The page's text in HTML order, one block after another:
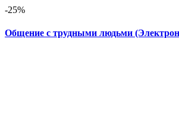
-25%
Общение с трудными людьми